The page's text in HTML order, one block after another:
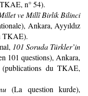
n° 54).
ve Millî Birlik Bilinci
Ankara, Ayyıldız
TKAE).
101 Soruda Türkler’in
101 questions), Ankara,
(publications du TKAE,
(La question kurde),